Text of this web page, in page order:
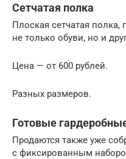
Сетчатая полка
Плоская сетчатая полка,
не только обуви, но и
Цена — от 600 рублей.
Разных размеров.
Готовые
Продаются также уже
с фиксированным